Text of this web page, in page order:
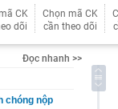
CK
dõi
Chọn mã CK
cần theo dõi
Đọc nhanh >>
chóng nộp